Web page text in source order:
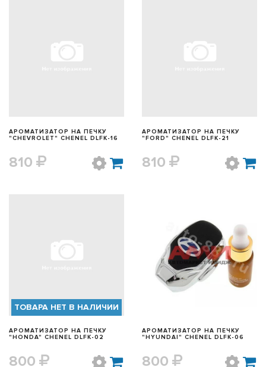
АРОМАТИЗАТОР НА ПЕЧКУ
"CHEVROLET" CHENEL DLFK-16
810
АРОМАТИЗАТОР НА ПЕЧКУ
"FORD" CHENEL DLFK-21
810
ТОВАРА НЕТ В НАЛИЧИИ
АРОМАТИЗАТОР НА ПЕЧКУ
"HONDA" CHENEL DLFK-02
800
БЫСТРЫЙ ПРОСМОТР
АРОМАТИЗАТОР НА ПЕЧКУ
"HYUNDAI" CHENEL DLFK-06
800